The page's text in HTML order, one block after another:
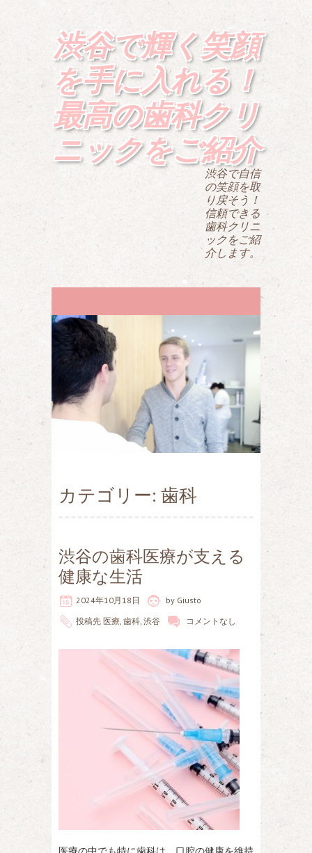
渋谷で輝く笑顔
を手に入れる！
最高の歯科クリ
ニックをご紹介
渋谷で自信
の笑顔を取
り戻そう！
信頼できる
歯科クリニ
ックをご紹
介します。
カテゴリー: 歯科
渋谷の歯科医療が支える
健康な生活
2024年10月18日 by Giusto
投稿先 医療, 歯科, 渋谷 コメントなし